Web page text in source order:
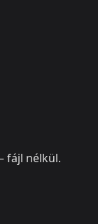
fájl nélkül.